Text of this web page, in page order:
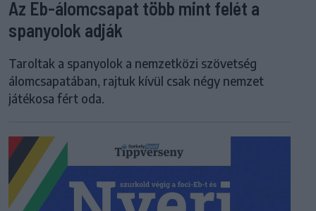
Az Eb-álomcsapat több mint felét a
spanyolok adják
Taroltak a spanyolok a nemzetközi szövetség
álomcsapatában, rajtuk kívül csak négy nemzet
játékosa fért oda.